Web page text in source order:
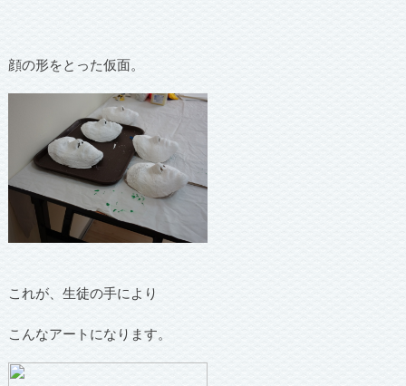
顔の形をとった仮面。
これが、生徒の手により
こんなアートになります。